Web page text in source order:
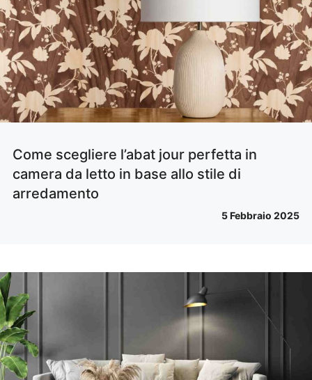
Come scegliere l’abat jour perfetta in
camera da letto in base allo stile di
arredamento
5 Febbraio 2025